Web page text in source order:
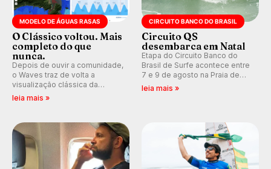
MODELO DE ÁGUAS RASAS
O Clássico voltou. Mais
completo do que
nunca.
Depois de ouvir a comunidade,
o Waves traz de volta a
visualização clássica da
previsão de águas rasas,
ondas para até 16 dias.
leia mais »
CIRCUITO BANCO DO BRASIL
Circuito QS
desembarca em Natal
Etapa do Circuito Banco do
Brasil de Surfe acontece entre
7 e 9 de agosto na Praia de
Miami (RN), em disputas
leia mais »